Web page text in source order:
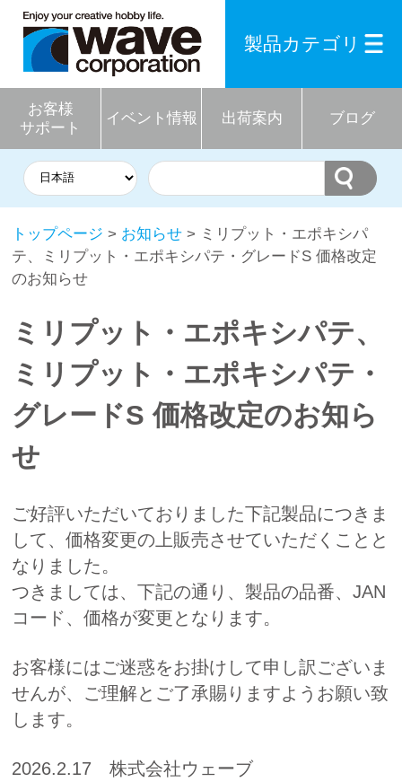
お客様
サポート
イベント情報 出荷案内 ブログ
製品カテゴリ
トップページ > お知らせ > ミリプット・エポキシパ
テ、ミリプット・エポキシパテ・グレードS 価格改定
のお知らせ
ミリプット・エポキシパテ、
ミリプット・エポキシパテ・
グレードS 価格改定のお知ら
せ
ご好評いただいておりました下記製品につきま
して、価格変更の上販売させていただくことと
なりました。
つきましては、下記の通り、製品の品番、JAN
コード、価格が変更となります。
お客様にはご迷惑をお掛けして申し訳ございま
せんが、ご理解とご了承賜りますようお願い致
します。
2026.2.17 株式会社ウェーブ